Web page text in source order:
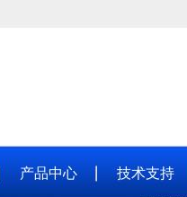
产品中心 技术支持